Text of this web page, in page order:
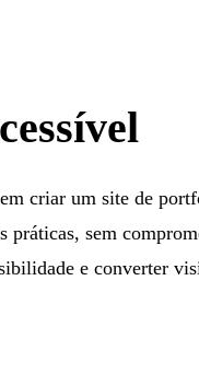
criar um site de
práticas, sem
e converter